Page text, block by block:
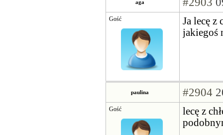
aga
Gość
Ja lecę z
jakiegoś
paulina #2904
Gość
lecę z